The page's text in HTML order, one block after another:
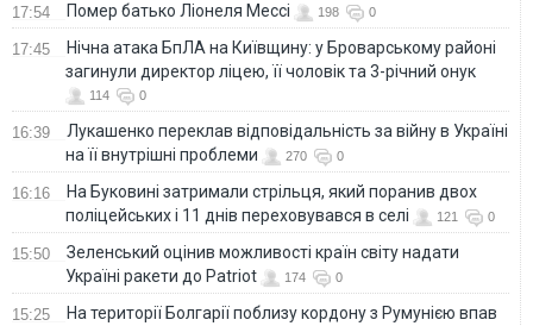
17:54 Помер батько Ліонеля Мессі 198 0
17:45
Нічна атака БпЛА на Київщину: у Броварському районі
загинули директор ліцею, її чоловік та 3-річний онук
114 0
16:39
Лукашенко переклав відповідальність за війну в Україні
на її внутрішні проблеми
270 0
16:16
На Буковині затримали стрільця, який поранив двох
поліцейських і 11 днів переховувався в селі
121 0
15:50
Зеленський оцінив можливості країн світу надати
Україні ракети до Patriot
174 0
15:25
На території Болгарії поблизу кордону з Румунією впав